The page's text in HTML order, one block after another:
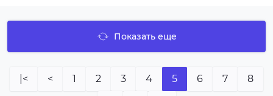
Показать еще
|< < 1 2 3 4 5 6 7 8